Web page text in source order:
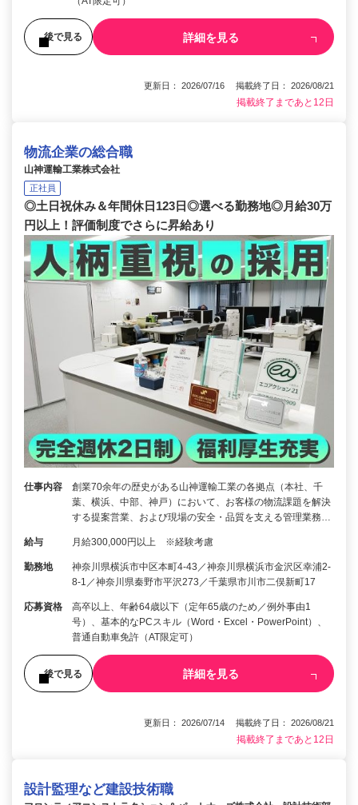
後で見る 詳細を見る
更新日： 2026/07/16 掲載終了日： 2026/08/21
掲載終了まであと12日
物流企業の総合職
山神運輸工業株式会社
正社員
◎土日祝休み＆年間休日123日◎選べる勤務地◎月給30万
円以上！評価制度でさらに昇給あり
仕事内容
創業70余年の歴史がある山神運輸工業の各拠点（本社、千
葉、横浜、中部、神戸）において、お客様の物流課題を解決
する提案営業、および現場の安全・品質を支える管理業務…
給与 月給300,000円以上 ※経験考慮
勤務地
神奈川県横浜市中区本町4-43／神奈川県横浜市金沢区幸浦2-
8-1／神奈川県秦野市平沢273／千葉県市川市二俣新町17
応募資格
高卒以上、年齢64歳以下（定年65歳のため／例外事由1
号）、基本的なPCスキル（Word・Excel・PowerPoint）、
普通自動車免許（AT限定可）
後で見る 詳細を見る
更新日： 2026/07/14 掲載終了日： 2026/08/21
掲載終了まであと12日
設計監理など建設技術職